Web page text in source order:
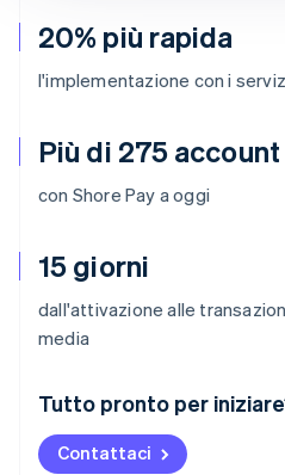
20% più rapida
l'implementazione con i
Più di 275
con Shore Pay a oggi
15 giorni
dall'attivazione alle
media
Tutto pronto per
Contattaci
Australia
English
Austria
DeutschEnglish